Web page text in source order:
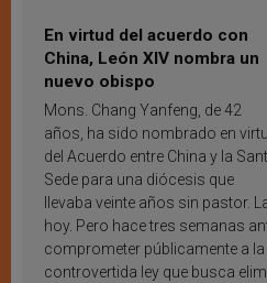
En virtud del acuerdo con
China, León XIV nombra un
nuevo obispo
Mons. Chang Yanfeng, de 42
años, ha sido nombrado en
del Acuerdo entre China y la
Sede para una diócesis que
llevaba veinte años sin pastor.
hoy. Pero hace tres semanas
comprometer públicamente a
controvertida ley que busca